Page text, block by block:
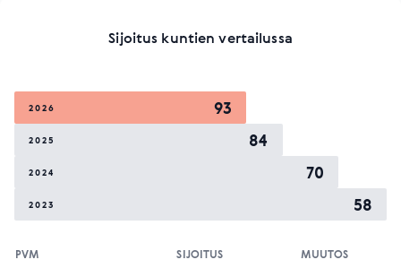
Sijoitus kuntien vertailussa
2026 93
2025 84
2024 70
2023 58
PVM SIJOITUS MUUTOS